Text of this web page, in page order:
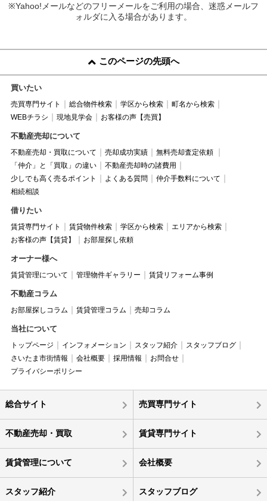
※Yahoo!メールなどのフリーメールをご利用の場合、迷惑メールフ
ォルダに入る場合があります。
このページの先頭へ
買いたい
売買専門サイト 総合物件検索 学区から検索
町名から検索
WEBチラシ
現地見学会 お客様の声【売買】
不動産売却について
不動産売却・買取について 売却成功実績
無料売却査定依頼
「仲介」と「買取」の違い
不動産売却時の諸費用
少しでも高く売るポイント
よくある質問
仲介手数料について
相続相談
借りたい
賃貸専門サイト 賃貸物件検索 学区から検索
エリアから検索
お客様の声【賃貸】
お部屋探し依頼
オーナー様へ
賃貸管理について 管理物件ギャラリー 賃貸リフォーム事例
不動産コラム
お部屋探しコラム 賃貸管理コラム 売却コラム
当社について
トップページ インフォメーション スタッフ紹介
スタッフブログ
さいたま市街情報
会社概要 採用情報
お問合せ
プライバシーポリシー
総合サイト 売買専門サイト
不動産売却・買取 賃貸専門サイト
賃貸管理について 会社概要
スタッフ紹介 スタッフブログ